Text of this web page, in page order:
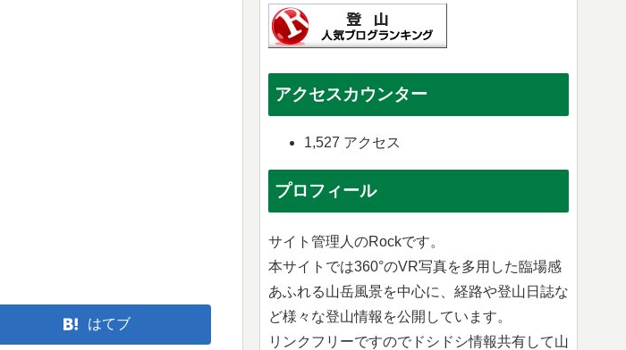
はてブ
アクセスカウンター
1,527 アクセス
プロフィール
サイト管理人のRockです。
本サイトでは360°のVR写真を多用した臨場感
あふれる山岳風景を中心に、経路や登山日誌な
ど様々な登山情報を公開しています。
リンクフリーですのでドシドシ情報共有して山